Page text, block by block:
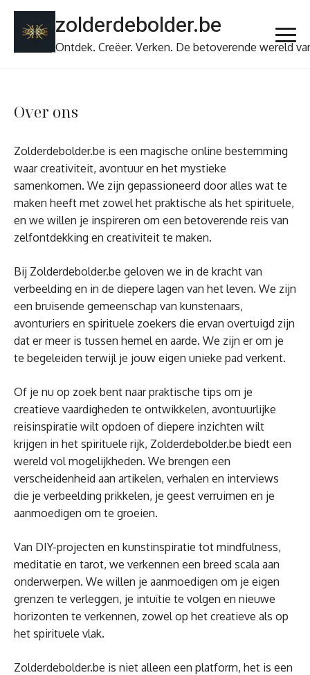
zolderdebolder.be
Ontdek. Creëer. Verken. De betoverende wereld
Over ons
Zolderdebolder.be is een magische online bestemming
waar creativiteit, avontuur en het mystieke
samenkomen. We zijn gepassioneerd door alles wat te
maken heeft met zowel het praktische als het spirituele,
en we willen je inspireren om een betoverende reis van
zelfontdekking en creativiteit te maken.
Bij Zolderdebolder.be geloven we in de kracht van
verbeelding en in de diepere lagen van het leven. We zijn
een bruisende gemeenschap van kunstenaars,
avonturiers en spirituele zoekers die ervan overtuigd zijn
dat er meer is tussen hemel en aarde. We zijn er om je
te begeleiden terwijl je jouw eigen unieke pad verkent.
Of je nu op zoek bent naar praktische tips om je
creatieve vaardigheden te ontwikkelen, avontuurlijke
reisinspiratie wilt opdoen of diepere inzichten wilt
krijgen in het spirituele rijk, Zolderdebolder.be biedt een
wereld vol mogelijkheden. We brengen een
verscheidenheid aan artikelen, verhalen en interviews
die je verbeelding prikkelen, je geest verruimen en je
aanmoedigen om te groeien.
Van DIY-projecten en kunstinspiratie tot mindfulness,
meditatie en tarot, we verkennen een breed scala aan
onderwerpen. We willen je aanmoedigen om je eigen
grenzen te verleggen, je intuïtie te volgen en nieuwe
horizonten te verkennen, zowel op het creatieve als op
het spirituele vlak.
Zolderdebolder.be is niet alleen een platform, het is een